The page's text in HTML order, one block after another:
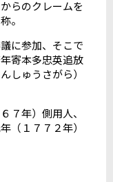
らのクレームを
。
に参加、そこで
寄本多忠英追放
しゅうさがら）
７年）側用人、
（１７７２年）